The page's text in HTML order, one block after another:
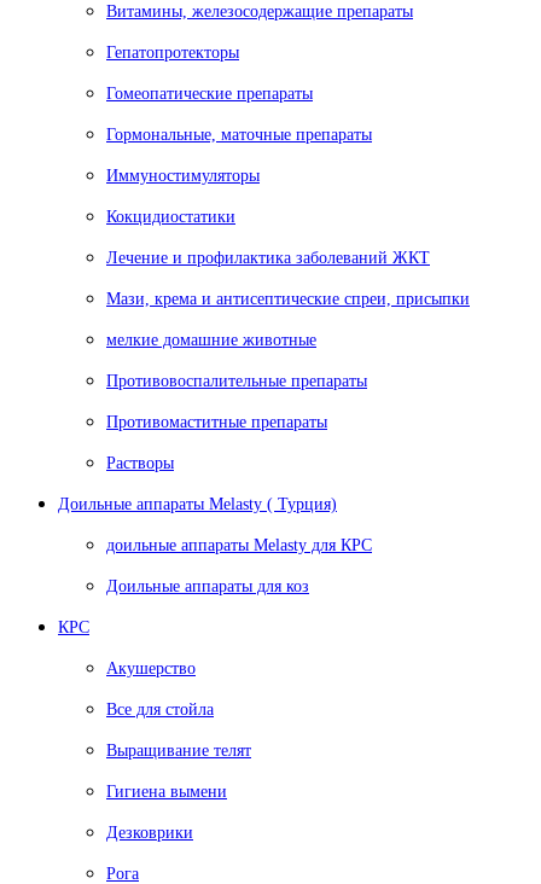
Витамины, железосодержащие препараты
Гепатопротекторы
Гомеопатические препараты
Гормональные, маточные препараты
Иммуностимуляторы
Кокцидиостатики
Лечение и профилактика заболеваний ЖКТ
Мази, крема и антисептические спреи, присыпки
мелкие домашние животные
Противовоспалительные препараты
Противомаститные препараты
Растворы
Доильные аппараты Melasty ( Турция)
доильные аппараты Melasty для КРС
Доильные аппараты для коз
КРС
Акушерство
Все для стойла
Выращивание телят
Гигиена вымени
Дезковрики
Рога